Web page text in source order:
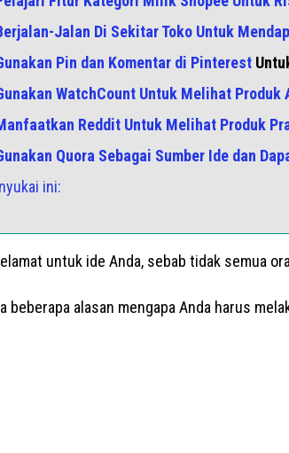
Jalan Di Sekitar Toko Untuk
Pin dan Komentar di Pinterest
WatchCount Untuk Melihat Produk
Reddit Untuk Melihat Produk
Quora Sebagai Sumber Ide dan
ini:
untuk ide Anda, sebab tidak semua
beberapa alasan mengapa Anda harus